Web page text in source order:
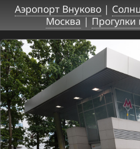
Аэропорт Внуково|
Москва|